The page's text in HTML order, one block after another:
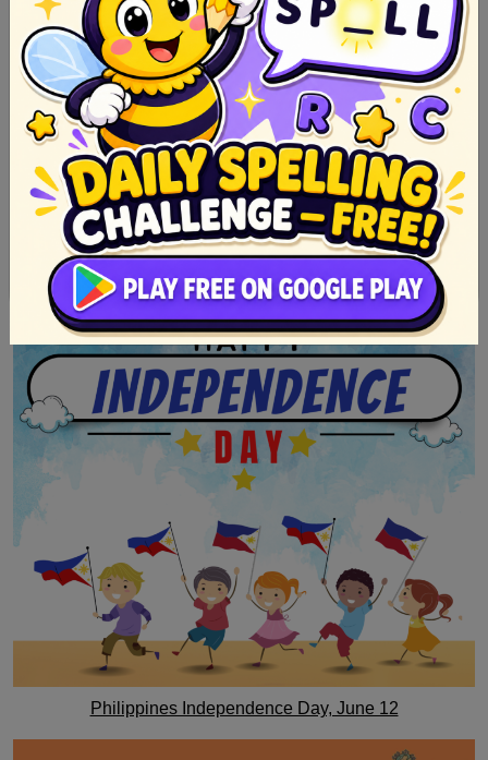
Ano Ang Palaisipan? Paliwanag at Halimbawa
Philippines Independence Day, June 12